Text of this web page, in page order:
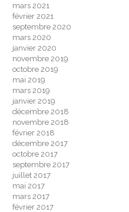
mars 2021
février 2021
septembre 2020
mars 2020
janvier 2020
novembre 2019
octobre 2019
mai 2019
mars 2019
janvier 2019
décembre 2018
novembre 2018
février 2018
décembre 2017
octobre 2017
septembre 2017
juillet 2017
mai 2017
mars 2017
février 2017